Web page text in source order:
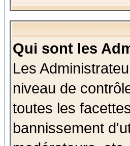
Qui sont les
Les
niveau de
toutes les
bannissement